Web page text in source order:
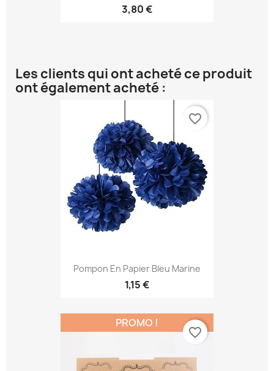
3,80 €
Les clients qui ont acheté ce produit
ont également acheté :
Pompon En Papier Bleu Marine
1,15 €
favorite_border
PROMO !
favorite_border